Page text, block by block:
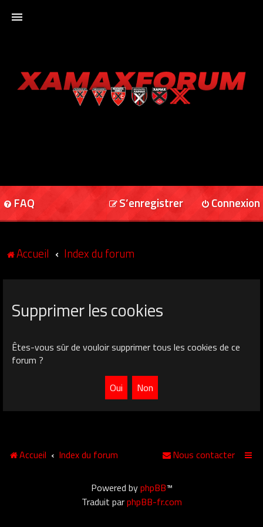
XAMAXFORUM
FAQ Connexion
S’enregistrer
Accueil Index du forum
Supprimer les cookies
Êtes-vous sûr de vouloir supprimer tous les cookies de ce
forum ?
Accueil Index du forum Nous contacter
Powered byphpBB™
Traduit parphpBB-fr.com